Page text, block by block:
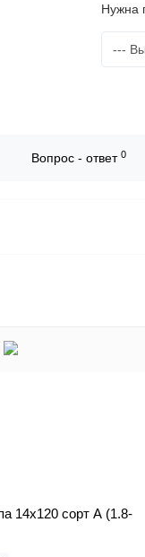
Нужна
Вопрос - ответ 0
14х120 сорт А (1.8-